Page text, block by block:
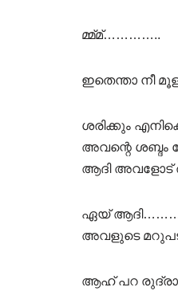
മ്മ്മ്…………..
ഇതെന്താ നീ
ശരിക്കും
അവന്റെ ശബ്ദം
ആദി അവളോട്
ഏയ്‌
അവളുടെ
ആഹ് പറ